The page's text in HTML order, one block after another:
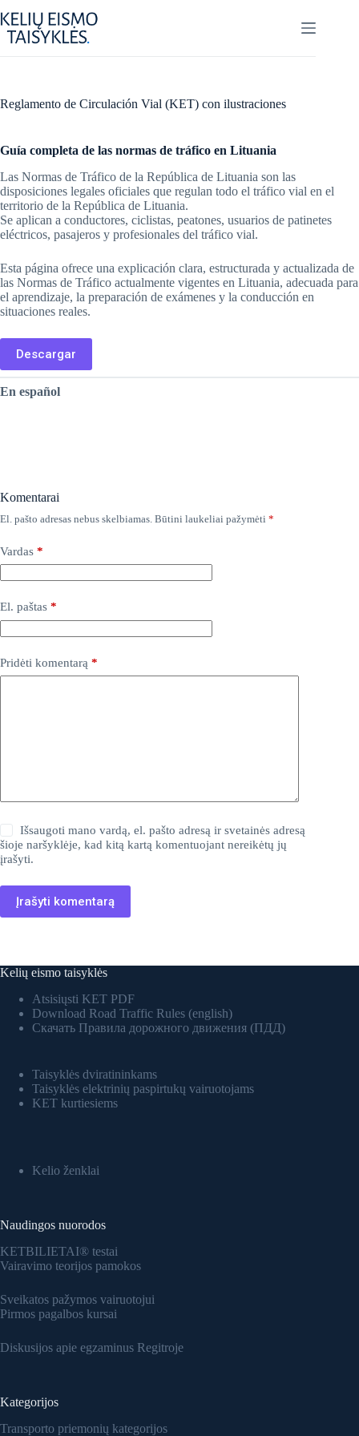
to
content
Reglamento de Circulación Vial (KET) con ilustraciones
Guía completa de las normas de tráfico en Lituania
Las Normas de Tráfico de la República de Lituania son las
disposiciones legales oficiales que regulan todo el tráfico vial en el
territorio de la República de Lituania.
Se aplican a conductores, ciclistas, peatones, usuarios de patinetes
eléctricos, pasajeros y profesionales del tráfico vial.
Esta página ofrece una explicación clara, estructurada y actualizada de
las Normas de Tráfico actualmente vigentes en Lituania, adecuada para
el aprendizaje, la preparación de exámenes y la conducción en
situaciones reales.
Descargar
En español
Komentarai
El. pašto adresas nebus skelbiamas. Būtini laukeliai pažymėti *
Vardas *
El. paštas *
Pridėti komentarą *
Išsaugoti mano vardą, el. pašto adresą ir svetainės adresą
šioje naršyklėje, kad kitą kartą komentuojant nereikėtų jų
įrašyti.
Įrašyti komentarą
A
t
e
r
a
t
i
e
:
Kelių eismo taisyklės
Atsisiųsti KET PDF
Download Road Traffic Rules (english)
Скачать Правила дорожного движения (ПДД)
Taisyklės dviratininkams
Taisyklės elektrinių paspirtukų vairuotojams
KET kurtiesiems
Kelio ženklai
Naudingos nuorodos
KETBILIETAI® testai
Vairavimo teorijos pamokos
Sveikatos pažymos vairuotojui
Pirmos pagalbos kursai
Diskusijos apie egzaminus Regitroje
Kategorijos
Transporto priemonių kategorijos